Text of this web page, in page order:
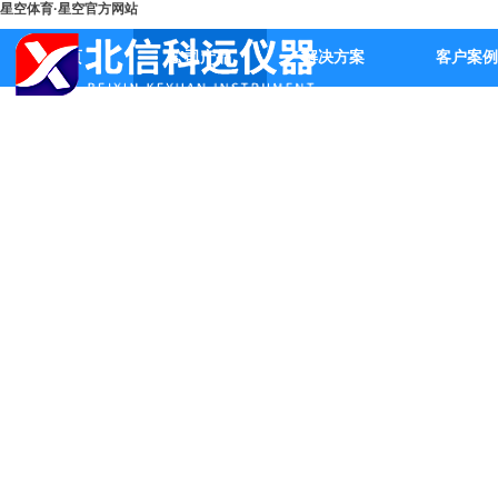
星空体育·星空官方网站
首页 公司产品 解决方案 客户案例